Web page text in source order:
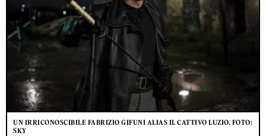
UN IRRICONOSCIBILE FABRIZIO GIFUNI ALIAS IL CATTIVO LUZIO. FOTO:
SKY